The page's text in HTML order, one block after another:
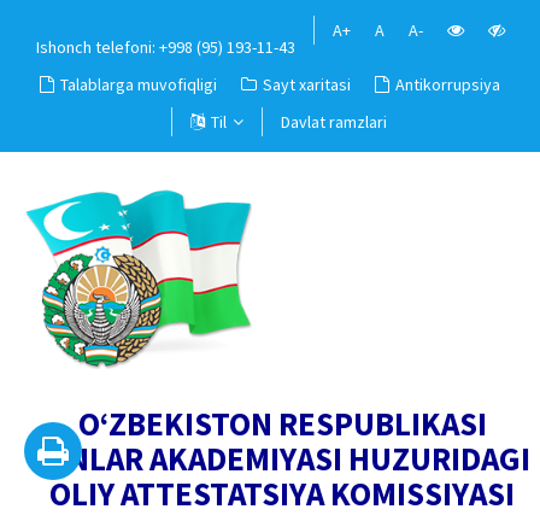
Ishonch telefoni: +998 (95) 193-11-43
A+ A A-
Talablarga muvofiqligi Sayt xaritasi
Antikorrupsiya
Til
Davlat ramzlari
O‘ZBEKISTON RESPUBLIKASI
FANLAR AKADEMIYASI HUZURIDAGI
OLIY ATTESTATSIYA KOMISSIYASI